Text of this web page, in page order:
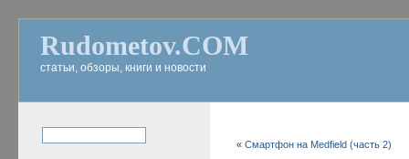
Rudometov.COM
статьи, обзоры, книги и новости
«Смартфон на Medfield (часть 2)